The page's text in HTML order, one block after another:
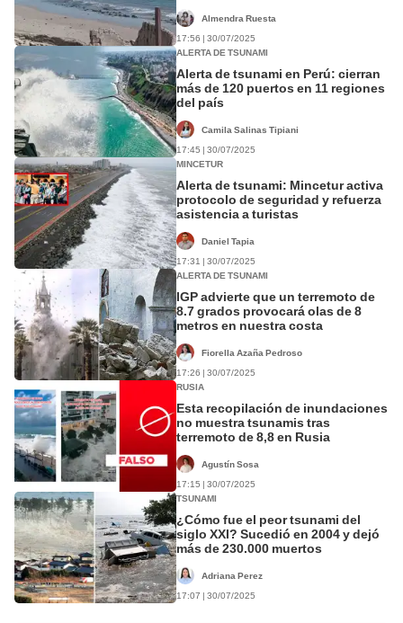
Almendra Ruesta
17:56 | 30/07/2025
ALERTA DE TSUNAMI
Alerta de tsunami en Perú: cierran
más de 120 puertos en 11 regiones
del país
Camila Salinas Tipiani
17:45 | 30/07/2025
MINCETUR
Alerta de tsunami: Mincetur activa
protocolo de seguridad y refuerza
asistencia a turistas
Daniel Tapia
17:31 | 30/07/2025
ALERTA DE TSUNAMI
IGP advierte que un terremoto de
8.7 grados provocará olas de 8
metros en nuestra costa
Fiorella Azaña Pedroso
17:26 | 30/07/2025
RUSIA
Esta recopilación de inundaciones
no muestra tsunamis tras
terremoto de 8,8 en Rusia
Agustín Sosa
17:15 | 30/07/2025
TSUNAMI
¿Cómo fue el peor tsunami del
siglo XXI? Sucedió en 2004 y dejó
más de 230.000 muertos
Adriana Perez
17:07 | 30/07/2025